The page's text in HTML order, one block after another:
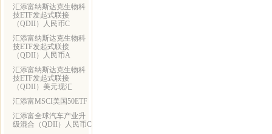
汇添富纳斯达克生物科
技ETF发起式联接
（QDII）人民币C
汇添富纳斯达克生物科
技ETF发起式联接
（QDII）人民币A
汇添富纳斯达克生物科
技ETF发起式联接
（QDII）美元现汇
汇添富MSCI美国50ETF
汇添富全球汽车产业升
级混合（QDII）人民币C